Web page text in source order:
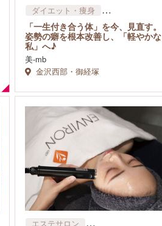
ダイエット・痩身
リラクゼーション・マッサージ
整体・カイロ
その他
フェイシャル
「一生付き合う体」を今、見直す。
姿勢の癖を根本改善し、「軽やかな
私」へ♪
美-mb
金沢西部・御経塚
エステサロン